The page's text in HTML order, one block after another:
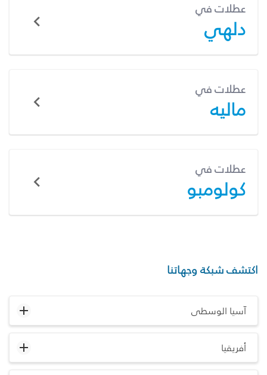
عطلات في
دلهي
عطلات في
ماليه
عطلات في
كولومبو
اكتشف شبكة وجهاتنا
آسيا الوسطى
أفريقيا